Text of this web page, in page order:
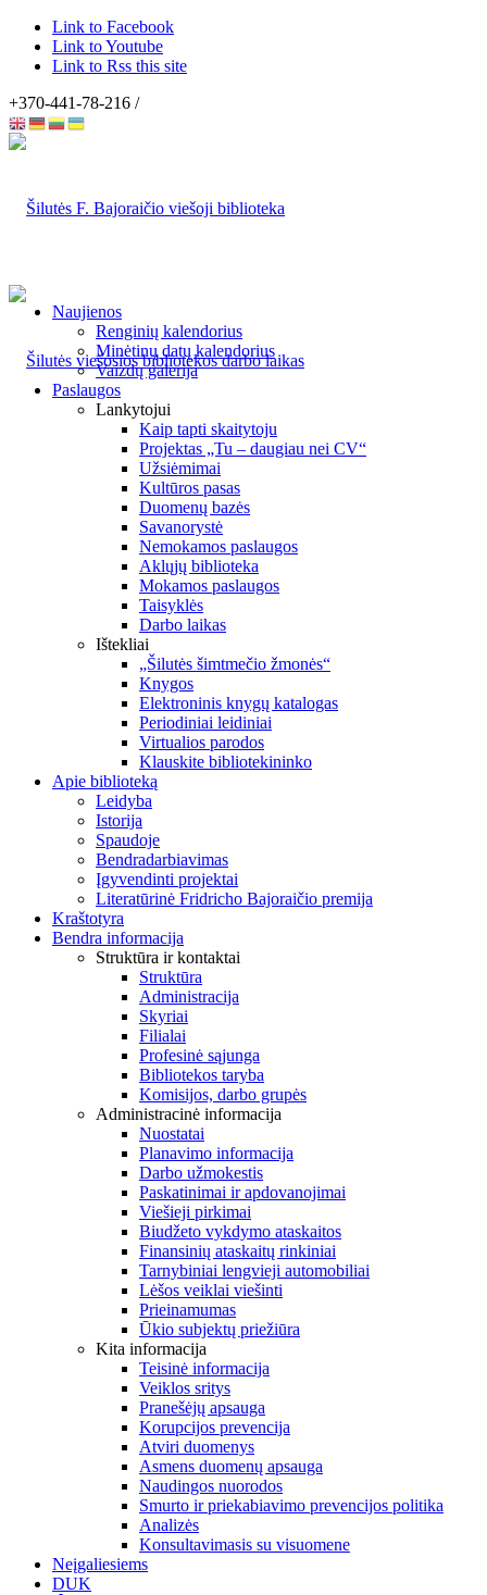
Link to Facebook
Link to Youtube
Link to Rss this site
+370-441-78-216 /
Naujienos
Renginių kalendorius
Minėtinų datų kalendorius
Vaizdų galerija
Paslaugos
Lankytojui
Kaip tapti skaitytoju
Projektas „Tu – daugiau nei CV“
Užsiėmimai
Kultūros pasas
Duomenų bazės
Savanorystė
Nemokamos paslaugos
Aklųjų biblioteka
Mokamos paslaugos
Taisyklės
Darbo laikas
Ištekliai
„Šilutės šimtmečio žmonės“
Knygos
Elektroninis knygų katalogas
Periodiniai leidiniai
Virtualios parodos
Klauskite bibliotekininko
Apie biblioteką
Leidyba
Istorija
Spaudoje
Bendradarbiavimas
Įgyvendinti projektai
Literatūrinė Fridricho Bajoraičio premija
Kraštotyra
Bendra informacija
Struktūra ir kontaktai
Struktūra
Administracija
Skyriai
Filialai
Profesinė sąjunga
Bibliotekos taryba
Komisijos, darbo grupės
Administracinė informacija
Nuostatai
Planavimo informacija
Darbo užmokestis
Paskatinimai ir apdovanojimai
Viešieji pirkimai
Biudžeto vykdymo ataskaitos
Finansinių ataskaitų rinkiniai
Tarnybiniai lengvieji automobiliai
Lėšos veiklai viešinti
Prieinamumas
Ūkio subjektų priežiūra
Kita informacija
Teisinė informacija
Veiklos sritys
Pranešėjų apsauga
Korupcijos prevencija
Atviri duomenys
Asmens duomenų apsauga
Naudingos nuorodos
Smurto ir priekabiavimo prevencijos politika
Analizės
Konsultavimasis su visuomene
Neįgaliesiems
DUK